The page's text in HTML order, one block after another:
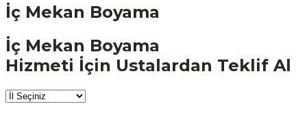
İç Mekan Boyama
İç Mekan Boyama
Hizmeti İçin Ustalardan Teklif Al